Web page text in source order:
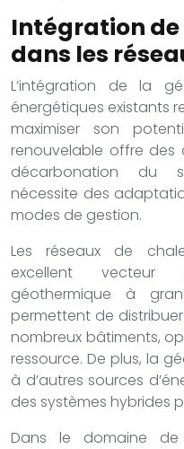
Intégration
dans les
L’intégration de la
énergétiques existants
maximiser son
renouvelable offre des
décarbonation du
nécessite des
modes de gestion.
Les réseaux de
excellent vecteur
géothermique à
permettent de
nombreux bâtiments,
ressource. De plus, la
à d’autres sources
des systèmes hybrides
Dans le domaine de